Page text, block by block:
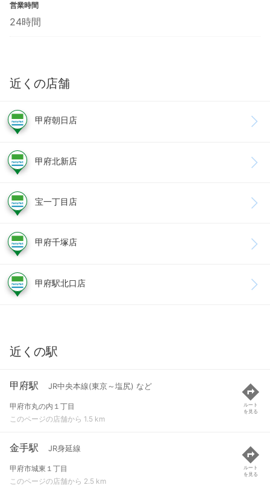
営業時間
24時間
近くの店舗
甲府朝日店
甲府北新店
宝一丁目店
甲府千塚店
甲府駅北口店
近くの駅
甲府駅 JR中央本線(東京～塩尻) など
甲府市丸の内１丁目
このページの店舗から 1.5 km
ルート
を見る
金手駅 JR身延線
甲府市城東１丁目
このページの店舗から 2.5 km
ルート
を見る